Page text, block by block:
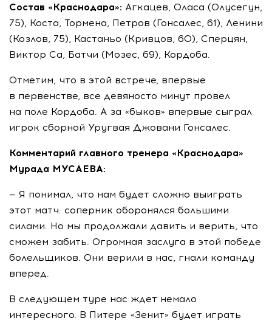
Состав «Краснодара»: Агкацев, Оласа (Олусегун,
75), Коста, Тормена, Петров (Гонсалес, 61), Ленини
(Козлов, 75), Кастаньо (Кривцов, 60), Сперцян,
Виктор Са, Батчи (Мозес, 69), Кордоба.
Отметим, что в этой встрече, впервые
в первенстве, все девяносто минут провел
на поле Кордоба. А за «быков» впервые сыграл
игрок сборной Уругвая Джовани Гонсалес.
Комментарий главного тренера «Краснодара»
Мурада МУСАЕВА:
— Я понимал, что нам будет сложно выиграть
этот матч: соперник оборонялся большими
силами. Но мы продолжали давить и верить, что
сможем забить. Огромная заслуга в этой победе
болельщиков. Они верили в нас, гнали команду
вперед.
В следующем туре нас ждет немало
интересного. В Питере «Зенит» будет играть